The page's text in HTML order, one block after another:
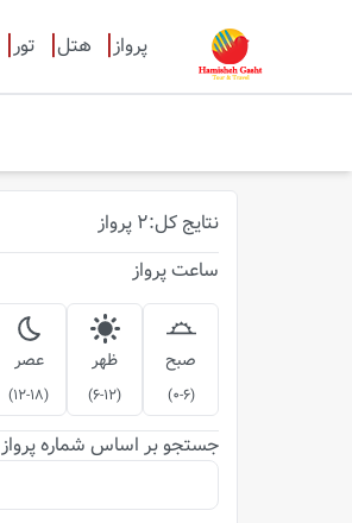
پرواز هتل تور
نتایج کل:
2 پرواز
ساعت پرواز
صبح
(
0-6
)
ظهر
(
6-12
)
عصر
(
12-18
)
جستجو بر اساس شماره پرواز